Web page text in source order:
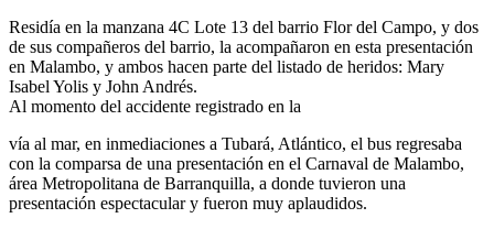
Residía en la manzana 4C Lote 13 del barrio Flor del Campo, y dos
de sus compañeros del barrio, la acompañaron en esta presentación
en Malambo, y ambos hacen parte del listado de heridos: Mary
Isabel Yolis y John Andrés.
Al momento del accidente registrado en la
vía al mar, en inmediaciones a Tubará, Atlántico, el bus regresaba
con la comparsa de una presentación en el Carnaval de Malambo,
área Metropolitana de Barranquilla, a donde tuvieron una
presentación espectacular y fueron muy aplaudidos.